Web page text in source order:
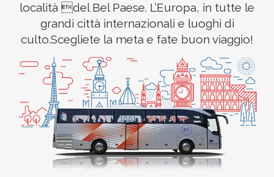
località del Bel Paese. L’Europa, in tutte le
grandi città internazionali e luoghi di
culto.Scegliete la meta e fate buon viaggio!